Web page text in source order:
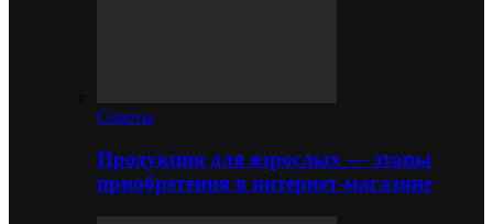
Советы
Продукция для взрослых — этапы
приобретения в интернет-магазине